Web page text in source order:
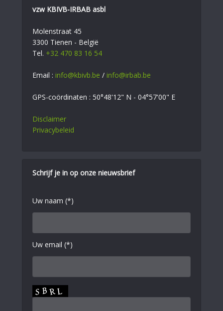
vzw KBIVB-IRBAB asbl
Molenstraat 45
3300 Tienen - België
Tel. +32 470 83 16 54
Email : info@kbivb.be / info@irbab.be
GPS-coördinaten : 50°48'12" N - 04°57'00" E
Disclaimer
Privacybeleid
Schrijf je in op onze nieuwsbrief
Uw naam (*)
Uw email (*)